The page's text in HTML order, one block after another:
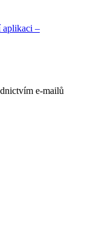
aplikaci –
e-mailů